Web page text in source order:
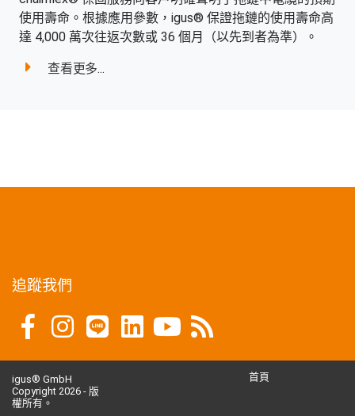
使用壽命。根據應用參數，igus® 保證拖鏈的使用壽命高
達 4,000 萬次往返次數或 36 個月（以先到者為準）。
查看更多...
追蹤我們
igus® GmbH
Copyright 2026 - 版
權所有。
首頁